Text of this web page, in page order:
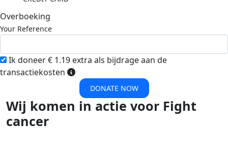
Overboeking
Your Reference
Ik doneer € 1.19 extra als bijdrage aan de
transactiekosten
DONATE NOW
Wij komen in actie voor Fight
cancer